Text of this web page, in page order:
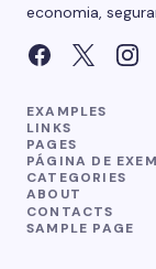
economia,
EXAMPLES
LINKS
PAGES
PÁGINA DE
CATEGORIES
ABOUT
CONTACTS
SAMPLE PAGE